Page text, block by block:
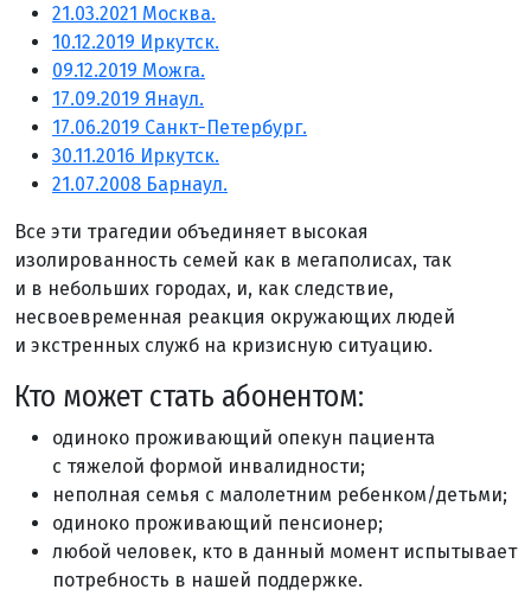
21.03.2021 Москва.
10.12.2019 Иркутск.
09.12.2019 Можга.
17.09.2019 Янаул.
17.06.2019 Санкт-Петербург.
30.11.2016 Иркутск.
21.07.2008 Барнаул.
Все эти трагедии объединяет высокая
изолированность семей как в мегаполисах, так
и в небольших городах, и, как следствие,
несвоевременная реакция окружающих людей
и экстренных служб на кризисную ситуацию.
Кто может стать абонентом:
одиноко проживающий опекун пациента
с тяжелой формой инвалидности;
неполная семья с малолетним ребенком/детьми;
одиноко проживающий пенсионер;
любой человек, кто в данный момент испытывает
потребность в нашей поддержке.